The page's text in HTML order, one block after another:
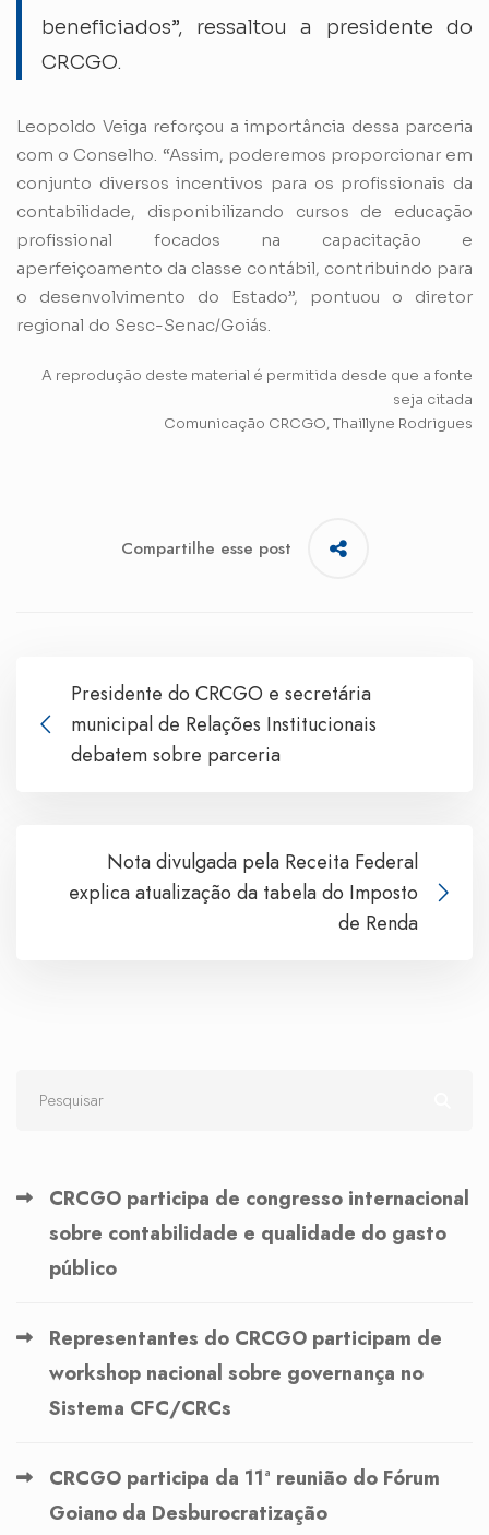
beneficiados”, ressaltou a presidente do
CRCGO.
Leopoldo Veiga reforçou a importância dessa parceria
com o Conselho. “Assim, poderemos proporcionar em
conjunto diversos incentivos para os profissionais da
contabilidade, disponibilizando cursos de educação
profissional focados na capacitação e
aperfeiçoamento da classe contábil, contribuindo para
o desenvolvimento do Estado”, pontuou o diretor
regional do Sesc-Senac/Goiás.
A reprodução deste material é permitida desde que a fonte
seja citada
Comunicação CRCGO, Thaillyne Rodrigues
Compartilhe esse post
Presidente do CRCGO e secretária
municipal de Relações Institucionais
debatem sobre parceria
Nota divulgada pela Receita Federal
explica atualização da tabela do Imposto
de Renda
CRCGO participa de congresso internacional
sobre contabilidade e qualidade do gasto
público
Representantes do CRCGO participam de
workshop nacional sobre governança no
Sistema CFC/CRCs
CRCGO participa da 11ª reunião do Fórum
Goiano da Desburocratização